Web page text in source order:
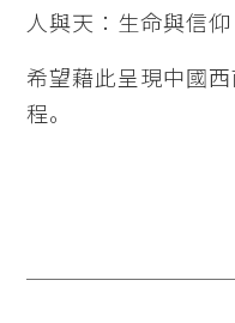
人與天：生命與信仰
希望藉此呈現中國
程。